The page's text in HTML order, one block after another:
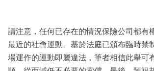
請注意，任何已存在的情況保險公司都有
最近的社會運動。基於法庭已頒布臨時禁
場運作的運動即屬違法，筆者相信此舉可